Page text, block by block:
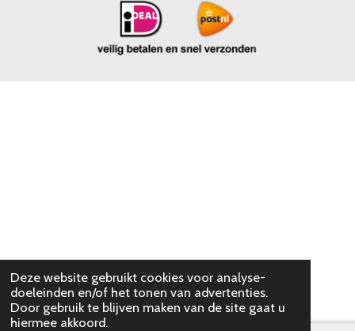
Deze website gebruikt cookies voor analyse-
doeleinden en/of het tonen van advertenties.
Door gebruik te blijven maken van de site gaat u
hiermee akkoord.